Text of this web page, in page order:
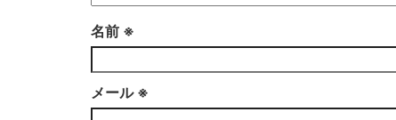
名前 ※
メール ※